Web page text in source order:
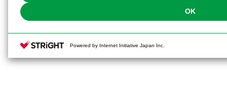
OK
Powered by Internet Initiative Japan Inc.